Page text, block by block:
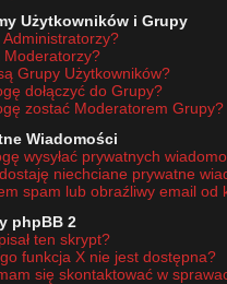
Użytkowników i Grupy
Administratorzy?
Moderatorzy?
Grupy Użytkowników?
dołączyć do Grupy?
zostać Moderatorem Grupy?
Wiadomości
wysyłać prywatnych
niechciane prywatne
spam lub obraźliwy email od
phpBB 2
ten skrypt?
funkcja X nie jest dostępna?
się skontaktować w